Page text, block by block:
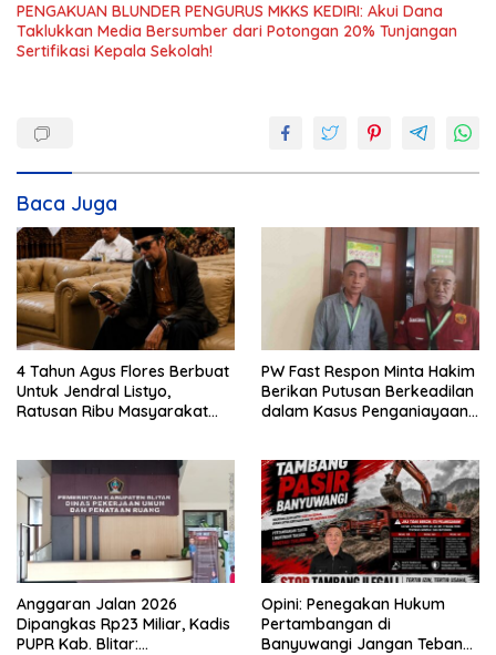
PENGAKUAN BLUNDER PENGURUS MKKS KEDIRI: Akui Dana
Taklukkan Media Bersumber dari Potongan 20% Tunjangan
Sertifikasi Kepala Sekolah!
Baca Juga
4 Tahun Agus Flores Berbuat
Untuk Jendral Listyo,
Ratusan Ribu Masyarakat
PW Fast Respon Minta Hakim
Berikan Putusan Berkeadilan
dalam Kasus Penganiayaan
Anggaran Jalan 2026
Dipangkas Rp23 Miliar, Kadis
PUPR Kab. Blitar:
Opini: Penegakan Hukum
Pertambangan di
Banyuwangi Jangan Tebang